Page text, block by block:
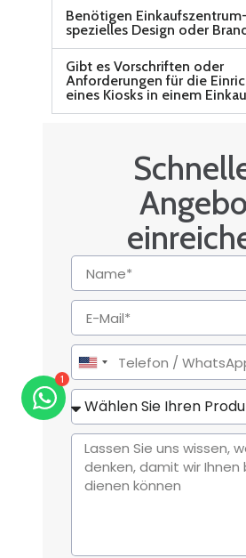
Benötigen
spezielles Design oder
Gibt es Vorschriften oder
Anforderungen für die
eines Kiosks in einem
United
States
+1
1